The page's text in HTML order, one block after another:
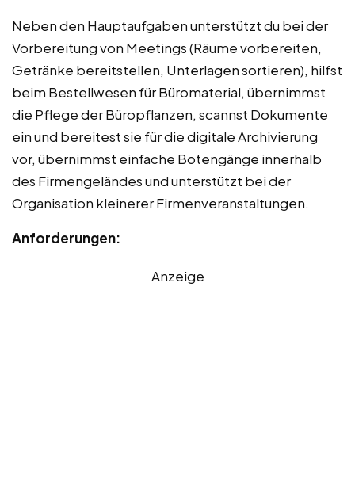
Neben den Hauptaufgaben unterstützt du bei der
Vorbereitung von Meetings (Räume vorbereiten,
Getränke bereitstellen, Unterlagen sortieren), hilfst
beim Bestellwesen für Büromaterial, übernimmst
die Pflege der Büropflanzen, scannst Dokumente
ein und bereitest sie für die digitale Archivierung
vor, übernimmst einfache Botengänge innerhalb
des Firmengeländes und unterstützt bei der
Organisation kleinerer Firmenveranstaltungen.
Anforderungen:
Anzeige